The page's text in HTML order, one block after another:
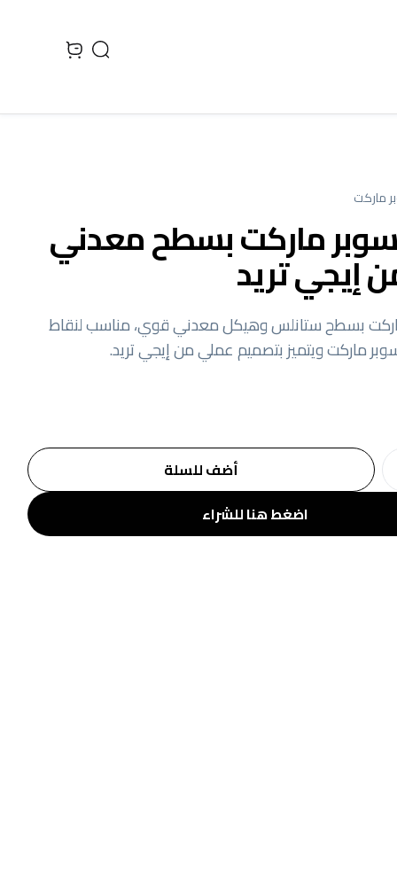
Search
view bag
ماركت
سوبر ماركت بسطح معدني
إيجي تريد
بسطح ستانلس وهيكل معدني قوي، مناسب لنقاط
ماركت ويتميز بتصميم عملي من إيجي تريد.
اضغط هنا للشراء
أضف للسلة